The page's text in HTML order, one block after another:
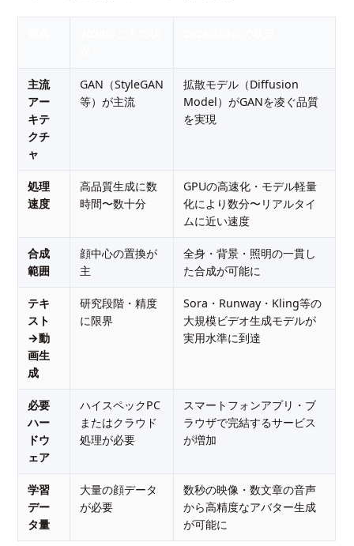
主流
アー
キテ
クチ
ャ
GAN（StyleGAN
等）が主流
拡散モデル（Diffusion
Model）がGANを凌ぐ品質
を実現
処理
速度
高品質生成に数
時間〜数十分
GPUの高速化・モデル軽量
化により数分〜リアルタイ
ムに近い速度
合成
範囲
顔中心の置換が
主
全身・背景・照明の一貫し
た合成が可能に
テキ
スト
→動
画生
成
研究段階・精度
に限界
Sora・Runway・Kling等の
大規模ビデオ生成モデルが
実用水準に到達
必要
ハー
ドウ
ェア
ハイスペックPC
またはクラウド
処理が必要
スマートフォンアプリ・ブ
ラウザで完結するサービス
が増加
学習
デー
タ量
大量の顔データ
が必要
数秒の映像・数文章の音声
から高精度なアバター生成
が可能に